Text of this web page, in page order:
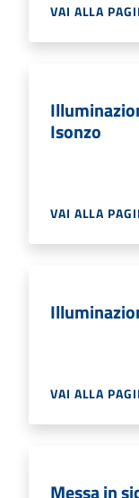
VAI ALLA
Isonzo
VAI ALLA
VAI ALLA
Messa in